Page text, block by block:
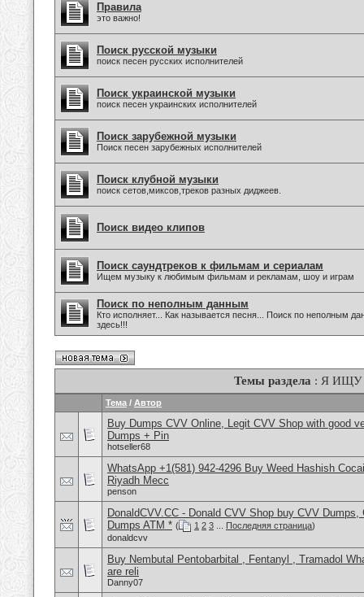
Правила
это важно!
Поиск русской музыки
поиск песен русских исполнителей
Поиск украинской музыки
поиск песен украинских исполнителей
Поиск зарубежной музыки
Поиск песен зарубежных исполнителей
Поиск клубной музыки
поиск сетов,миксов,треков разных диджеев.
Поиск видео клипов
Поиск саундтреков к фильмам и сериалам
Ищем музыку к любимым фильмам и рекламам, шоу и играм
Поиск по неполным данным
Кто исполняет... Как называется песня... Поиск по неполным
здесь!!!
Темы раздела : Я ИЩУ
Тема / Автор
Buy Dumps CVV Online, Legit CVV Shop with good
Dumps + Pin
hotseller68
WhatsApp +1(581) 942-4296 Buy Weed Hashish
Riyadh Mecc
penson
DonaldCVV.CC - Donald CVV Shop buy CVV
Dumps ATM * ( 1 2 3 Последняя страница)
donaldcvv
Buy Nembutal Pentobarbital , Fentanyl , Tramadol
are reli
Danny07